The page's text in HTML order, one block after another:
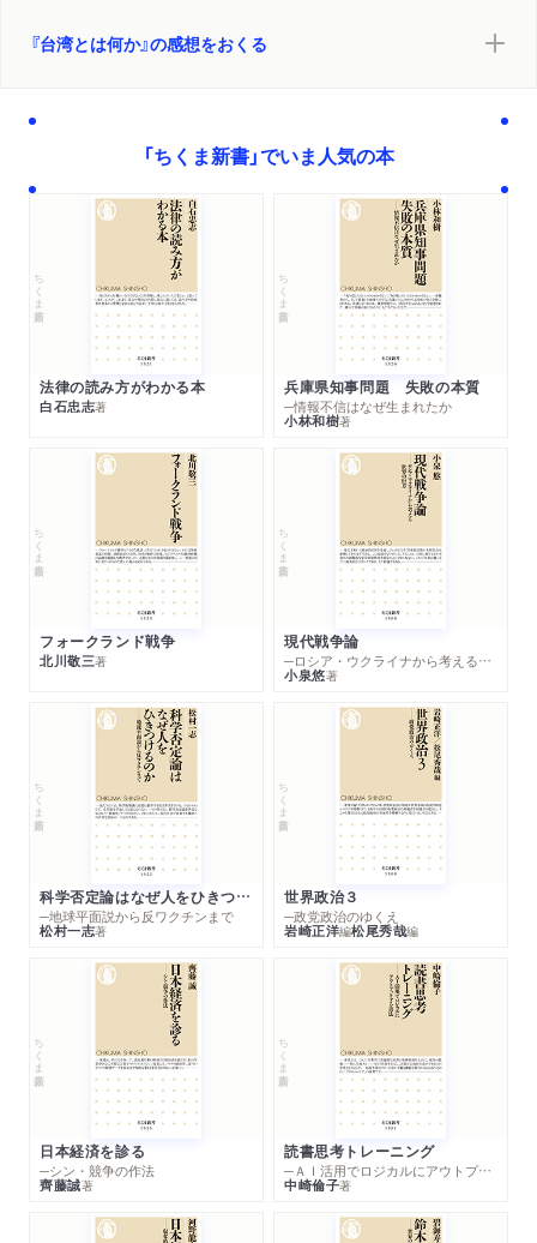
『台湾とは何か』の感想をおくる
「ちくま新書」でいま人気の本
ちくま新書
法律の読み方がわかる本
白石忠志著
ちくま新書
兵庫県知事問題 失敗の本質
─情報不信はなぜ生まれたか
小林和樹著
ちくま新書
フォークランド戦争
北川敬三著
ちくま新書
現代戦争論
─ロシア・ウクライナから考える世界の行方
小泉悠著
ちくま新書
科学否定論はなぜ人をひきつけるのか
─地球平面説から反ワクチンまで
松村一志著
ちくま新書
世界政治３
─政党政治のゆくえ
岩崎正洋編松尾秀哉編
ちくま新書
日本経済を診る
─シン・競争の作法
齊藤誠著
ちくま新書
読書思考トレーニング
─ＡＩ活用でロジカルにアウトプットする技法
中崎倫子著